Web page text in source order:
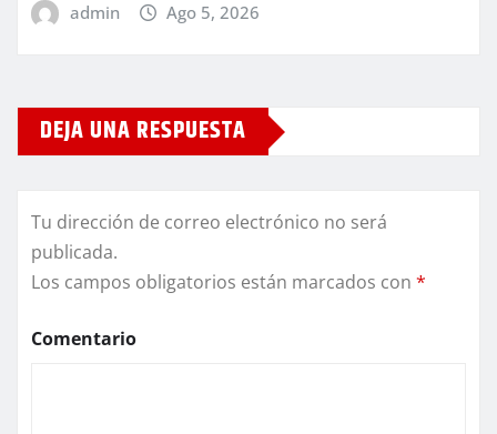
admin Ago 5, 2026
DEJA UNA RESPUESTA
Tu dirección de correo electrónico no será
publicada.
Los campos obligatorios están marcados con *
Comentario